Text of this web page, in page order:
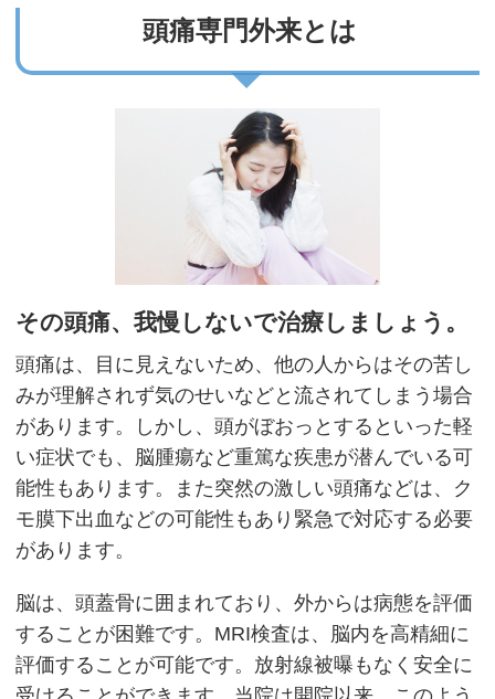
頭痛専門外来とは
その頭痛、我慢しないで治療しましょう。
頭痛は、目に見えないため、他の人からはその苦し
みが理解されず気のせいなどと流されてしまう場合
があります。しかし、頭がぼおっとするといった軽
い症状でも、脳腫瘍など重篤な疾患が潜んでいる可
能性もあります。また突然の激しい頭痛などは、ク
モ膜下出血などの可能性もあり緊急で対応する必要
があります。
脳は、頭蓋骨に囲まれており、外からは病態を評価
することが困難です。MRI検査は、脳内を高精細に
評価することが可能です。放射線被曝もなく安全に